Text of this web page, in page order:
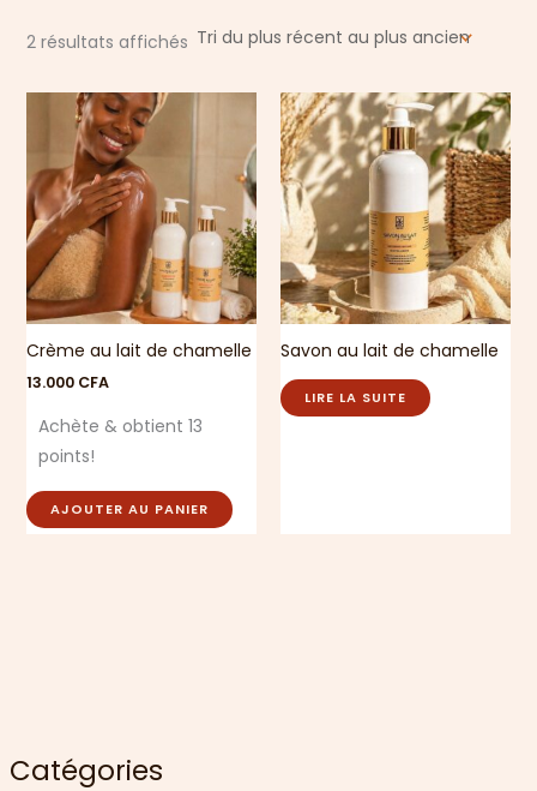
Catégories
2 résultats affichés
Crème au lait de chamelle
13.000 CFA
Achète & obtient 13
points!
AJOUTER AU PANIER
Savon au lait de chamelle
LIRE LA SUITE